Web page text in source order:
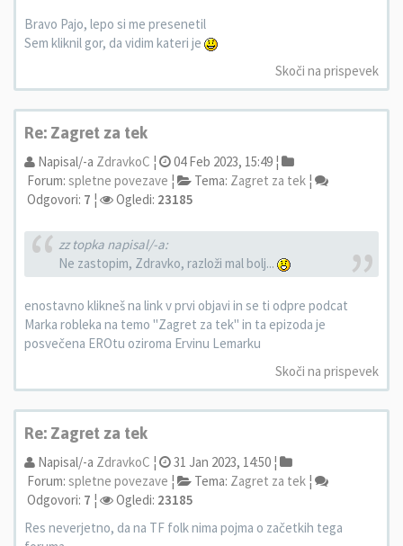
Bravo Pajo, lepo si me presenetil
Sem kliknil gor, da vidim kateri je
Skoči na prispevek
Re: Zagret za tek
Napisal/-a ZdravkoC ¦
04 Feb 2023, 15:49 ¦
Forum: spletne povezave ¦ Tema: Zagret za tek ¦
Odgovori: 7 ¦ Ogledi: 23185
zz topka napisal/-a:
Ne zastopim, Zdravko, razloži mal bolj...
enostavno klikneš na link v prvi objavi in se ti odpre podcat
Marka robleka na temo "Zagret za tek" in ta epizoda je
posvečena EROtu oziroma Ervinu Lemarku
Skoči na prispevek
Re: Zagret za tek
Napisal/-a ZdravkoC ¦
31 Jan 2023, 14:50 ¦
Forum: spletne povezave ¦ Tema: Zagret za tek ¦
Odgovori: 7 ¦ Ogledi: 23185
Res neverjetno, da na TF folk nima pojma o začetkih tega